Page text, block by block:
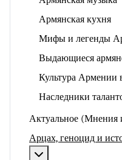
Армянская кухня
Мифы и легенды
Выдающиеся
Культура Армении
Наследники
Актуальное (Мнения
Арцах, геноцид и